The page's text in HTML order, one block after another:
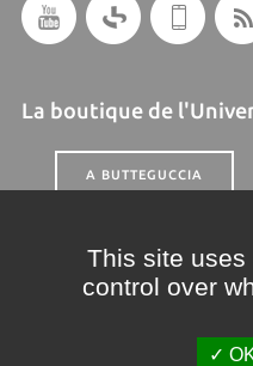
La boutique de
A BUTTEGUCCIA
A la une sur nos sites
Année universitaire 2026/
This site
control over